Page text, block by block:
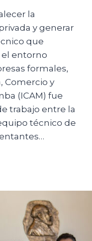
la
y generar
que
entorno
formales,
Comercio y
(ICAM) fue
trabajo entre la
técnico de